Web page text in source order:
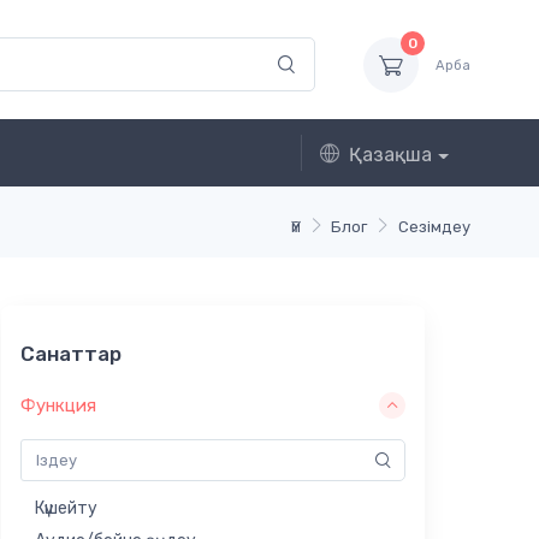
0
Арба
Қазақша
Үй Блог Сезімдеу
Санаттар
Функция
Күшейту